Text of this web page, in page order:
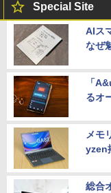
Special Site
AIス
なぜ
「
るオ
メモ
yzen
総合